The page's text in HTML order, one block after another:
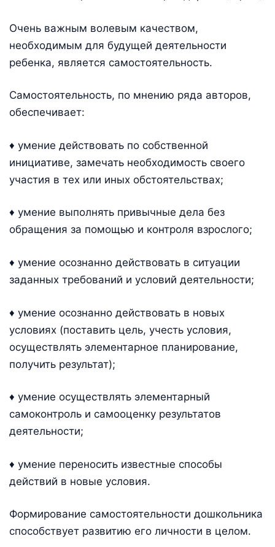
Очень важным волевым качеством,
необходимым для будущей деятельности
ребенка, является самостоятельность.
Самостоятельность, по мнению ряда авторов,
обеспечивает:
♦ умение действовать по собственной
инициативе, замечать необходимость своего
участия в тех или иных обстоятельствах;
♦ умение выполнять привычные дела без
обращения за помощью и контроля взрослого;
♦ умение осознанно действовать в ситуации
заданных требований и условий деятельности;
♦ умение осознанно действовать в новых
условиях (поставить цель, учесть условия,
осуществлять элементарное планирование,
получить результат);
♦ умение осуществлять элементарный
самоконтроль и самооценку результатов
деятельности;
♦ умение переносить известные способы
действий в новые условия.
Формирование самостоятельности дошкольника
способствует развитию его личности в целом.